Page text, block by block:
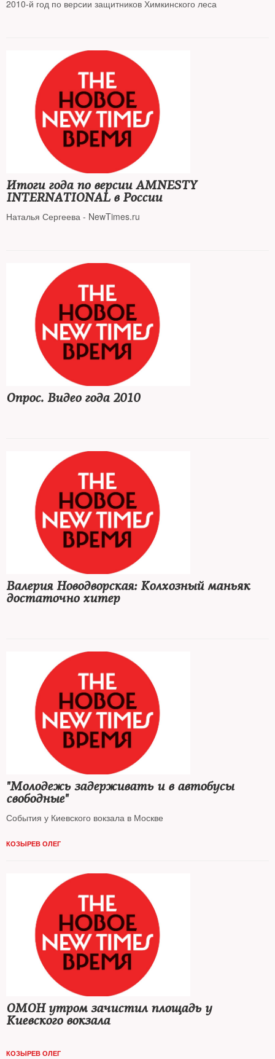
2010-й год по версии защитников Химкинского леса
Итоги года по версии AMNESTY
INTERNATIONAL в России
Наталья Сергеева - NewTimes.ru
Опрос. Видео года 2010
Валерия Новодворская: Колхозный маньяк
достаточно хитер
"Молодежь задерживать и в автобусы
свободные"
События у Киевского вокзала в Москве
КОЗЫРЕВ ОЛЕГ
ОМОН утром зачистил площадь у
Киевского вокзала
КОЗЫРЕВ ОЛЕГ